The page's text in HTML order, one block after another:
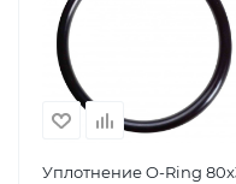
Уплотнение O-Ring